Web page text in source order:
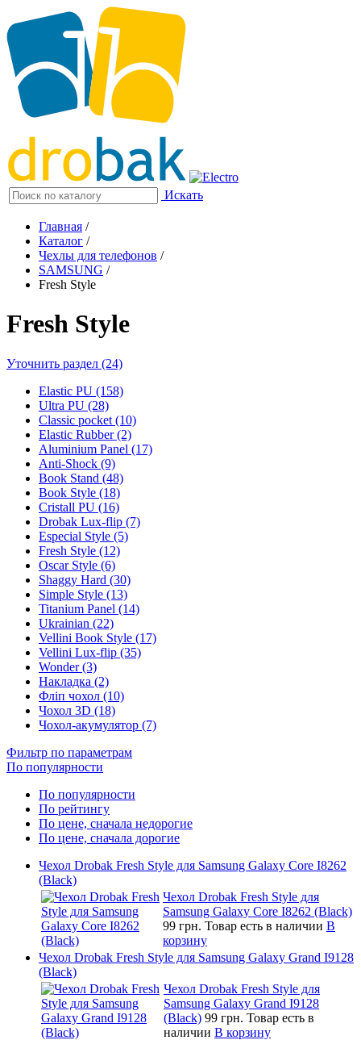
Искать
Главная /
Каталог /
Чехлы для телефонов /
SAMSUNG /
Fresh Style
Fresh Style
Уточнить раздел (24)
Elastic PU (158)
Ultra PU (28)
Classic pocket (10)
Elastic Rubber (2)
Aluminium Panel (17)
Anti-Shock (9)
Book Stand (48)
Book Style (18)
Cristall PU (16)
Drobak Lux-flip (7)
Especial Style (5)
Fresh Style (12)
Oscar Style (6)
Shaggy Hard (30)
Simple Style (13)
Titanium Panel (14)
Ukrainian (22)
Vellini Book Style (17)
Vellini Lux-flip (35)
Wonder (3)
Накладка (2)
Фліп чохол (10)
Чохол 3D (18)
Чохол-акумулятор (7)
Фильтр по параметрам
По популярности
По популярности
По рейтингу
По цене, сначала недорогие
По цене, сначала дорогие
Чехол Drobak Fresh Style для Samsung Galaxy Core I8262
(Black)
Чехол Drobak Fresh Style для
Samsung Galaxy Core I8262 (Black)
99 грн. Товар есть в наличии В
корзину
Чехол Drobak Fresh Style для Samsung Galaxy Grand I9128
(Black)
Чехол Drobak Fresh Style для
Samsung Galaxy Grand I9128
(Black) 99 грн. Товар есть в
наличии В корзину